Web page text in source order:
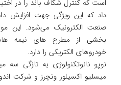
است که کنترل شکاف باند را در
داد که این ویژگی جهت افزایش
صنعت الکترونیک می‌شود. این
بخشی از مطرح های نیمه
خودروهای الکتریکی را دارد.
نوپو نانوتکنولوژی به تازگی سه
میسلیو اکسیلور ونچرز و شرکت